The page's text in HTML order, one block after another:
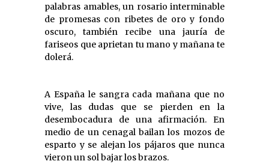
palabras amables, un rosario interminable
de promesas con ribetes de oro y fondo
oscuro, también recibe una jauría de
fariseos que aprietan tu mano y mañana te
dolerá.
A España le sangra cada mañana que no
vive, las dudas que se pierden en la
desembocadura de una afirmación. En
medio de un cenagal bailan los mozos de
esparto y se alejan los pájaros que nunca
vieron un sol bajar los brazos.